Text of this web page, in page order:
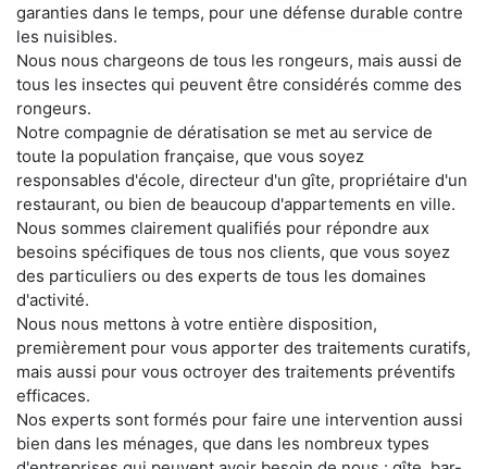
garanties dans le temps, pour une défense durable contre
les nuisibles.
Nous nous chargeons de tous les rongeurs, mais aussi de
tous les insectes qui peuvent être considérés comme des
rongeurs.
Notre compagnie de dératisation se met au service de
toute la population française, que vous soyez
responsables d'école, directeur d'un gîte, propriétaire d'un
restaurant, ou bien de beaucoup d'appartements en ville.
Nous sommes clairement qualifiés pour répondre aux
besoins spécifiques de tous nos clients, que vous soyez
des particuliers ou des experts de tous les domaines
d'activité.
Nous nous mettons à votre entière disposition,
premièrement pour vous apporter des traitements curatifs,
mais aussi pour vous octroyer des traitements préventifs
efficaces.
Nos experts sont formés pour faire une intervention aussi
bien dans les ménages, que dans les nombreux types